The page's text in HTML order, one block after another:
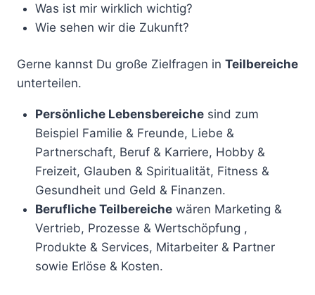
Was ist mir wirklich wichtig?
Wie sehen wir die Zukunft?
Gerne kannst Du große Zielfragen in Teilbereiche
unterteilen.
Persönliche Lebensbereichesind zum
Beispiel Familie & Freunde, Liebe &
Partnerschaft, Beruf & Karriere, Hobby &
Freizeit, Glauben & Spiritualität, Fitness &
Gesundheit und Geld & Finanzen.
Berufliche Teilbereichewären Marketing &
Vertrieb, Prozesse & Wertschöpfung ,
Produkte & Services, Mitarbeiter & Partner
sowie Erlöse & Kosten.